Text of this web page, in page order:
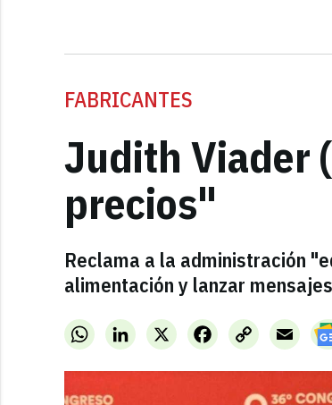
FABRICANTES
Judith Viader
precios"
Reclama a la administración
alimentación y lanzar
WhatsAppLinkedInX FacebookCopy
Link
Email